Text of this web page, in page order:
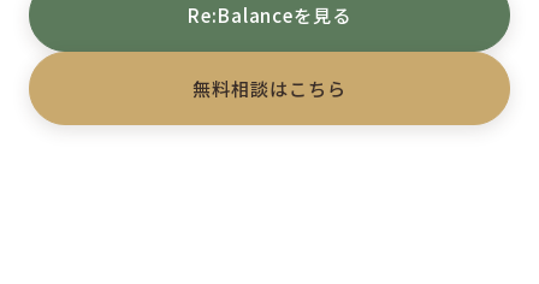
Re:Balanceを見る
無料相談はこちら